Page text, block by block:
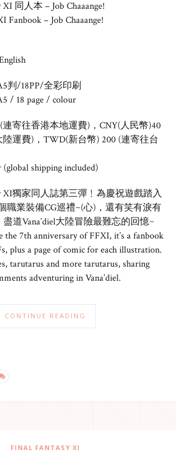
同人本 – Job Chaaange!
Fanbook – Job Chaaange!
判/18PP/全彩印刷
/ 18 page / colour
寄往香港本地運費)，CNY(人民幣)40
運費)，TWD(新台幣) 200 (連寄往台
shipping included)
XI獨家同人誌第三彈﹗為慶祝遊戲踏入
職業裝備CG巡禮~(心)，還有笑有淚有
盡道Vana’diel大陸冒險最難忘的回憶~
the 7th anniversary of FFXI, it’s a fanbook
plus a page of comic for each illustration.
tarutarus and more tarutarus, sharing
adventuring in Vana’diel.
CONTINUE READING
FINAL FANTASY XI